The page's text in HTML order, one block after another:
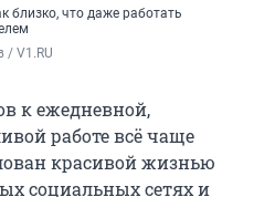
близко, что даже работать
/ V1.RU
к ежедневной,
работе всё чаще
красивой жизнью
социальных сетях и